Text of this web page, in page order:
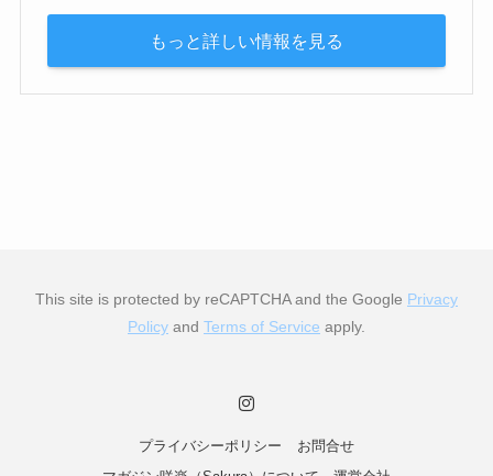
もっと詳しい情報を見る
This site is protected by reCAPTCHA and the Google Privacy
Policy and Terms of Service apply.
プライバシーポリシー
お問合せ